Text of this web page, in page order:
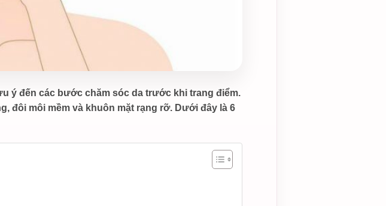
ý đến các bước chăm sóc da trước khi trang điểm.
đôi môi mềm và khuôn mặt rạng rỡ. Dưới đây là 6